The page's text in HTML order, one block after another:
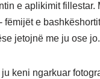
e aplikimit
fëmijët e
jetojnë me ju ose jo.
keni ngarkuar